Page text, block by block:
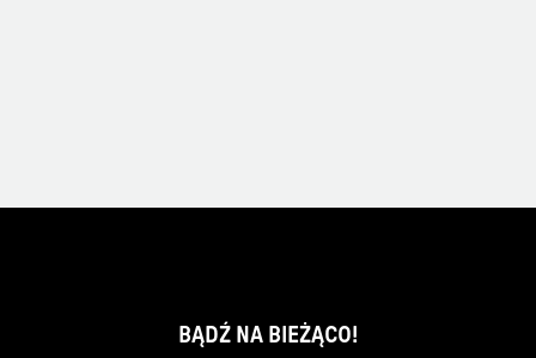
BĄDŹ NA BIEŻĄCO!